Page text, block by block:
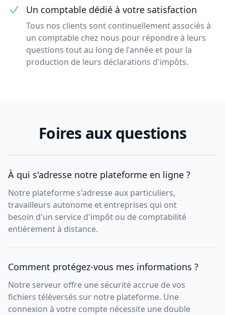
Un comptable dédié à votre satisfaction
Tous nos clients sont continuellement associés à
un comptable chez nous pour répondre à leurs
questions tout au long de l'année et pour la
production de leurs déclarations d'impôts.
Foires aux questions
À qui s'adresse notre plateforme en ligne ?
Notre plateforme s'adresse aux particuliers,
travailleurs autonome et entreprises qui ont
besoin d'un service d'impôt ou de comptabilité
entièrement à distance.
Comment protégez-vous mes informations ?
Notre serveur offre une sécurité accrue de vos
fichiers téléversés sur notre plateforme. Une
connexion à votre compte nécessite une double